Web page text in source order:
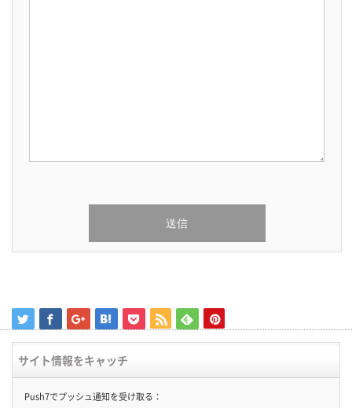
サイト情報をキャッチ
Push7でプッシュ通知を受け取る：